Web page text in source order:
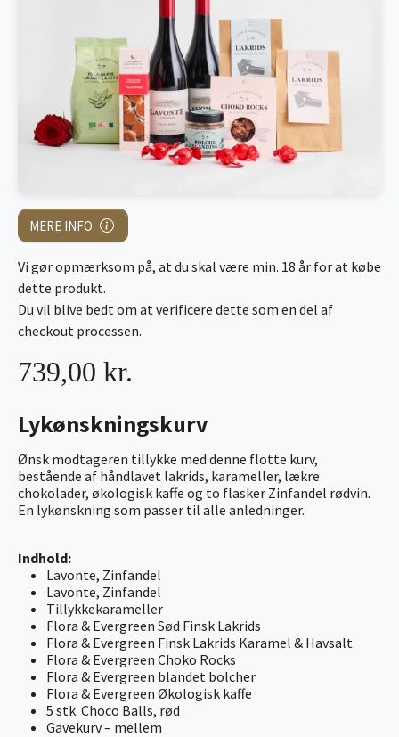
MERE INFO
Lykønskningskurv
Ønsk modtageren tillykke med denne flotte kurv,
bestående af håndlavet lakrids, karameller, lækre
chokolader, økologisk kaffe og to flasker Zinfandel rødvin.
En lykønskning som passer til alle anledninger.
Indhold:
Lavonte, Zinfandel
Lavonte, Zinfandel
Tillykkekarameller
Flora & Evergreen Sød Finsk Lakrids
Flora & Evergreen Finsk Lakrids Karamel & Havsalt
Flora & Evergreen Choko Rocks
Flora & Evergreen blandet bolcher
Flora & Evergreen Økologisk kaffe
5 stk. Choco Balls, rød
Gavekurv – mellem
739,00 kr.
Vi gør opmærksom på, at du skal være min. 18 år for at købe
dette produkt.
Du vil blive bedt om at verificere dette som en del af
checkout processen.